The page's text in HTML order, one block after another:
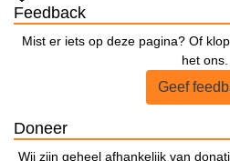
Feedback
Mist er iets op deze pagina? Of
het ons.
Geef
Doneer
Wij zijn geheel afhankelijk van